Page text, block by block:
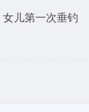
女儿第一次垂钓